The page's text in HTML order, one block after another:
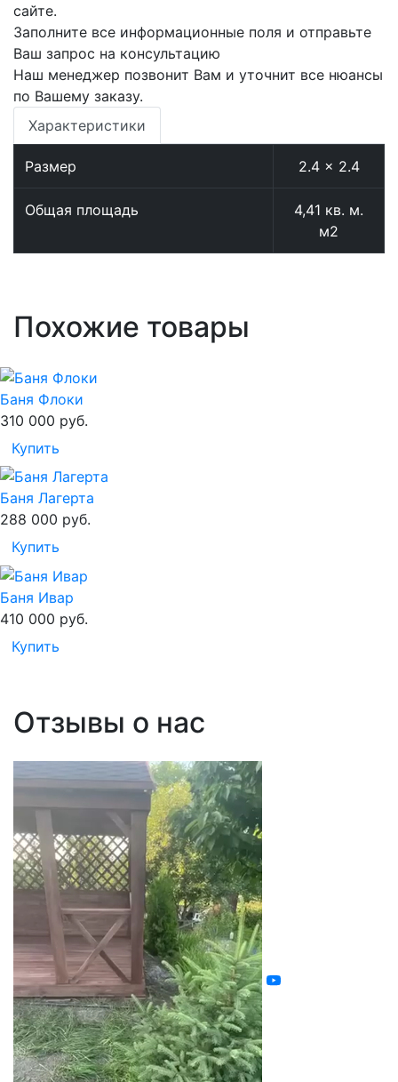
сайте.
Заполните все информационные поля и отправьте
Ваш запрос на консультацию
Наш менеджер позвонит Вам и уточнит все нюансы
по Вашему заказу.
Характеристики
Размер 2.4 × 2.4
Общая площадь
4,41 кв. м.
м2
Похожие товары
Баня Флоки
310 000 руб.
Купить
Баня Лагерта
288 000 руб.
Купить
Баня Ивар
410 000 руб.
Купить
Отзывы о нас